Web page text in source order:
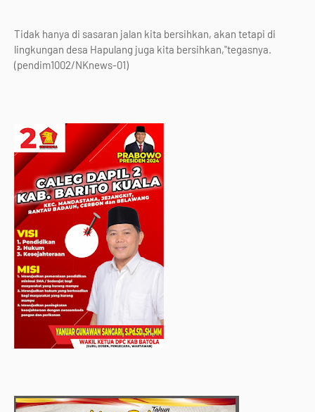
Tidak hanya di sasaran jalan kita bersihkan, akan tetapi di
lingkungan desa Hapulang juga kita bersihkan,"tegasnya.
(pendim1002/NKnews-01)